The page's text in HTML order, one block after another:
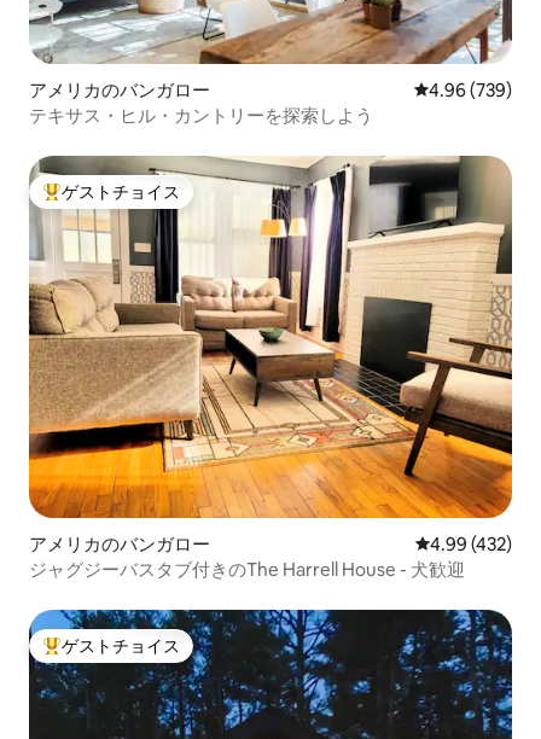
アメリカのバンガロー レビュー739
4.96 (739)
テキサス・ヒル・カントリーを探索しよう
大好評のゲストチョイスです。
ゲストチョイス
アメリカのバンガロー レビュー432
4.99 (432)
ジャグジーバスタブ付きのThe Harrell House - 犬歓迎
大好評のゲストチョイスです。
ゲストチョイス